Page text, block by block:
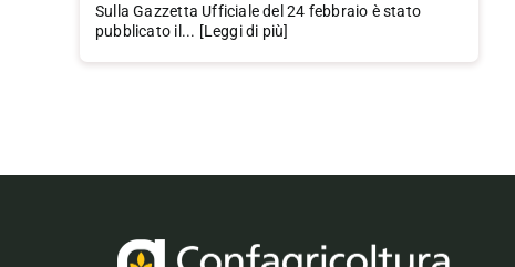
Sulla Gazzetta Ufficiale del 24 febbraio è stato
pubblicato il... [Leggi di più]